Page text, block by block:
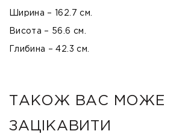
Ширина – 162.7 см.
Висота – 56.6 см.
Глибина – 42.3 см.
ТАКОЖ ВАС МОЖЕ
ЗАЦІКАВИТИ